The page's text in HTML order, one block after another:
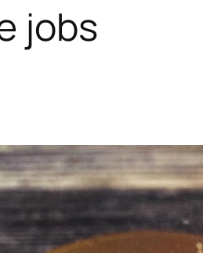
jobs